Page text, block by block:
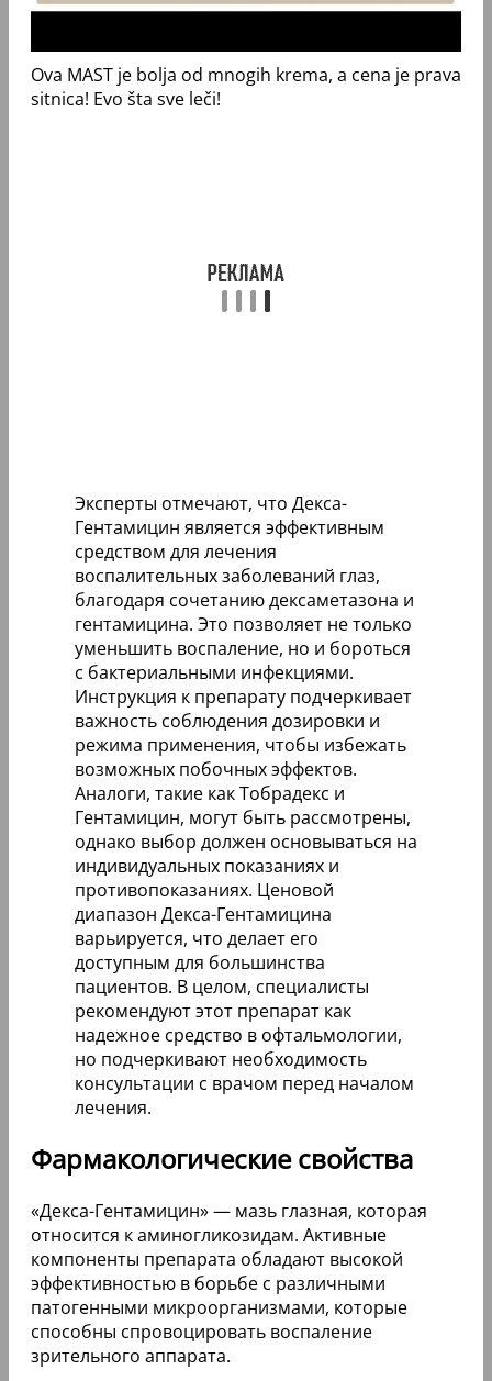
Ova MAST je bolja od mnogih krema, a cena je prava
sitnica! Evo šta sve leči!
Эксперты отмечают, что Декса-
Гентамицин является эффективным
средством для лечения
воспалительных заболеваний глаз,
благодаря сочетанию дексаметазона и
гентамицина. Это позволяет не только
уменьшить воспаление, но и бороться
с бактериальными инфекциями.
Инструкция к препарату подчеркивает
важность соблюдения дозировки и
режима применения, чтобы избежать
возможных побочных эффектов.
Аналоги, такие как Тобрадекс и
Гентамицин, могут быть рассмотрены,
однако выбор должен основываться на
индивидуальных показаниях и
противопоказаниях. Ценовой
диапазон Декса-Гентамицина
варьируется, что делает его
доступным для большинства
пациентов. В целом, специалисты
рекомендуют этот препарат как
надежное средство в офтальмологии,
но подчеркивают необходимость
консультации с врачом перед началом
лечения.
Фармакологические свойства
«Декса-Гентамицин» — мазь глазная, которая
относится к аминогликозидам. Активные
компоненты препарата обладают высокой
эффективностью в борьбе с различными
патогенными микроорганизмами, которые
способны спровоцировать воспаление
зрительного аппарата.